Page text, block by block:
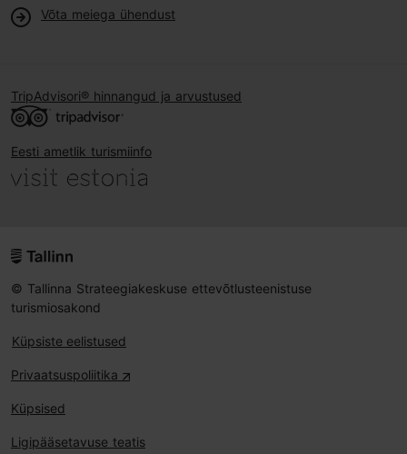
Võta meiega ühendust
TripAdvisori® hinnangud ja arvustused
Eesti ametlik turismiinfo
© Tallinna Strateegiakeskuse ettevõtlusteenistuse
turismiosakond
Küpsiste eelistused
Privaatsuspoliitika
Küpsised
Ligipääsetavuse teatis